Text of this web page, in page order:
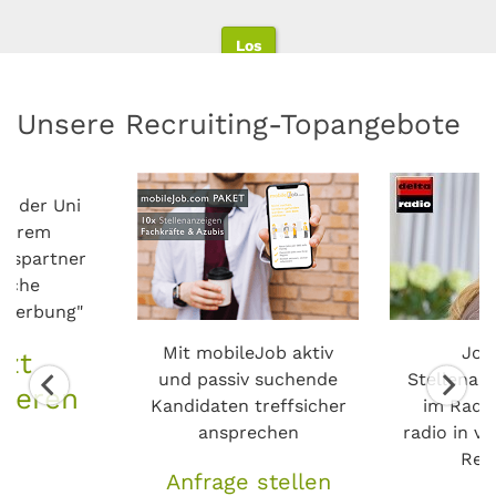
Los
Los
Los
Los
Los
Unsere Recruiting-Topangebote
der Uni
Mit mobileJob aktiv
und passiv suchende
Kandidaten treffsicher
ansprechen
Anfrage stellen
im
radio in